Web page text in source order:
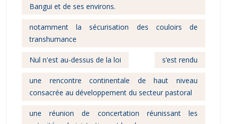
Bangui et de ses environs.
notamment la sécurisation des couloirs de
transhumance
Nul n'est au-dessus de la loi s’est rendu
une rencontre continentale de haut niveau
consacrée au développement du secteur pastoral
une réunion de concertation réunissant les